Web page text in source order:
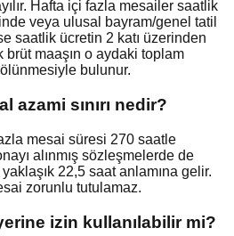
Hafta içi fazla mesailer saatlik
veya ulusal bayram/genel tatil
saatlik ücretin 2 katı üzerinden
brüt maaşın o aydaki toplam
bulunur.
azami sınırı nedir?
mesai süresi 270 saatle
alınmış sözleşmelerde de
22,5 saat anlamına gelir.
zorunlu tutulamaz.
izin kullanılabilir mi?